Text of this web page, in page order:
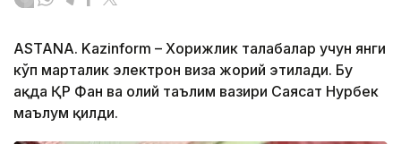
ASTANA. Kazinform – Хорижлик талабалар учун янги
кўп марталик электрон виза жорий этилади. Бу
ҳақда ҚР Фан ва олий таълим вазири Саясат Нурбек
маълум қилди.